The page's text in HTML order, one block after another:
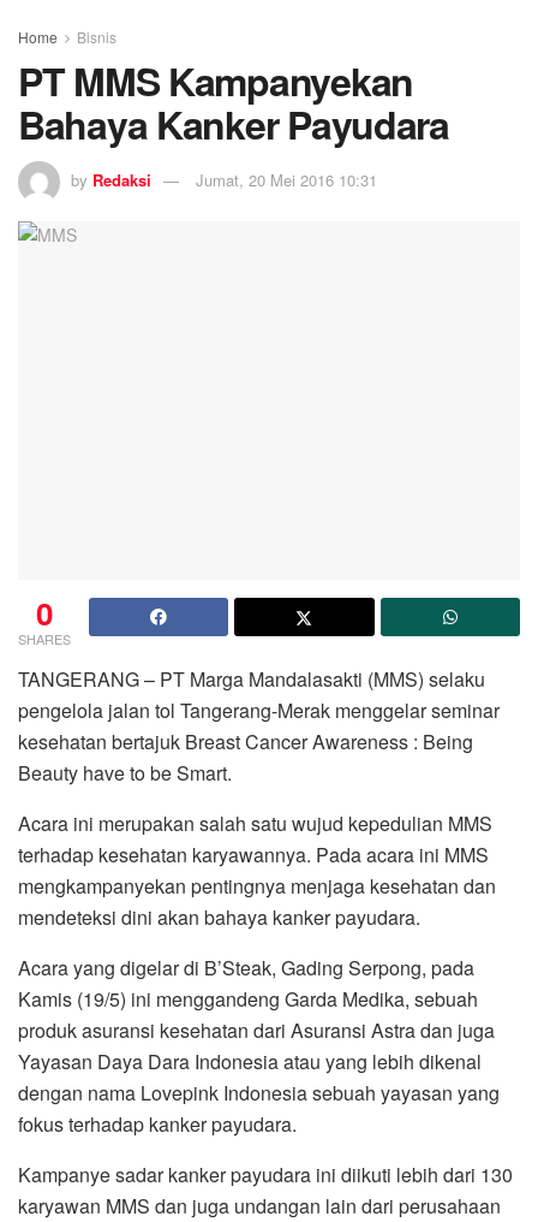
Home Bisnis
PT MMS Kampanyekan
Bahaya Kanker Payudara
by Redaksi Jumat, 20 Mei 2016 10:31
0
SHARES
TANGERANG – PT Marga Mandalasakti (MMS) selaku
pengelola jalan tol Tangerang-Merak menggelar seminar
kesehatan bertajuk Breast Cancer Awareness : Being
Beauty have to be Smart.
Acara ini merupakan salah satu wujud kepedulian MMS
terhadap kesehatan karyawannya. Pada acara ini MMS
mengkampanyekan pentingnya menjaga kesehatan dan
mendeteksi dini akan bahaya kanker payudara.
Acara yang digelar di B’Steak, Gading Serpong, pada
Kamis (19/5) ini menggandeng Garda Medika, sebuah
produk asuransi kesehatan dari Asuransi Astra dan juga
Yayasan Daya Dara Indonesia atau yang lebih dikenal
dengan nama Lovepink Indonesia sebuah yayasan yang
fokus terhadap kanker payudara.
Kampanye sadar kanker payudara ini diikuti lebih dari 130
karyawan MMS dan juga undangan lain dari perusahaan